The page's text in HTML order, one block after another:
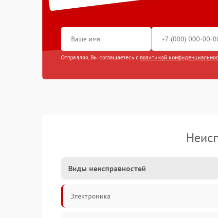
Отправляя, Вы соглашаетесь с политикой
Виды неисправностей
Электроника